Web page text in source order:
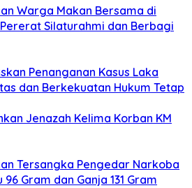
Warga Makan Bersama di
Silaturahmi dan Berbagi
Penanganan Kasus Laka
dan Berkekuatan Hukum Tetap
Jenazah Kelima Korban KM
Tersangka Pengedar Narkoba
Gram dan Ganja 131 Gram